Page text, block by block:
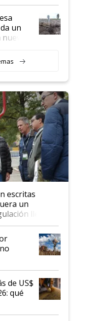
un
un
escritas
un
llegó
hasta se
al IPCVA
de US$
qué